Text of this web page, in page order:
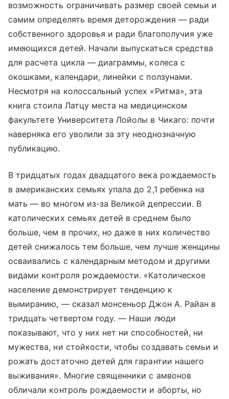
возможность ограничивать размер своей семьи и
самим определять время деторождения — ради
собственного здоровья и ради благополучия уже
имеющихся детей. Начали выпускаться средства
для расчета цикла — диаграммы, колеса с
окошками, календари, линейки с ползунами.
Несмотря на колоссальный успех «Ритма», эта
книга стоила Латцу места на медицинском
факультете Университета Лойолы в Чикаго: почти
наверняка его уволили за эту неоднозначную
публикацию.
В тридцатых годах двадцатого века рождаемость
в американских семьях упала до 2,1 ребенка на
мать — во многом из-за Великой депрессии. В
католических семьях детей в среднем было
больше, чем в прочих, но даже в них количество
детей снижалось тем больше, чем лучше женщины
осваивались с календарным методом и другими
видами контроля рождаемости. «Католическое
население демонстрирует тенденцию к
вымиранию, — сказал монсеньор Джон А. Райан в
тридцать четвертом году. — Наши люди
показывают, что у них нет ни способностей, ни
мужества, ни стойкости, чтобы создавать семьи и
рожать достаточно детей для гарантии нашего
выживания». Многие священники с амвонов
обличали контроль рождаемости и аборты, но